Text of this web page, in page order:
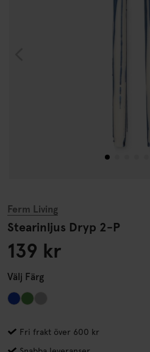
Ferm Living
Stearinljus Dryp 2-P
139 kr
Välj Färg
Fri frakt över 600 kr